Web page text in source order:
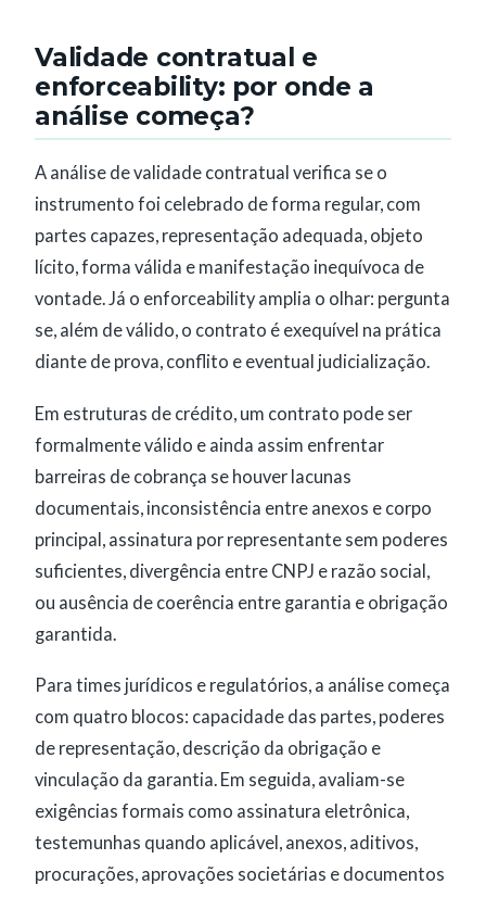
Validade contratual e
enforceability: por onde a
análise começa?
A análise de validade contratual verifica se o
instrumento foi celebrado de forma regular, com
partes capazes, representação adequada, objeto
lícito, forma válida e manifestação inequívoca de
vontade. Já o enforceability amplia o olhar: pergunta
se, além de válido, o contrato é exequível na prática
diante de prova, conflito e eventual judicialização.
Em estruturas de crédito, um contrato pode ser
formalmente válido e ainda assim enfrentar
barreiras de cobrança se houver lacunas
documentais, inconsistência entre anexos e corpo
principal, assinatura por representante sem poderes
suficientes, divergência entre CNPJ e razão social,
ou ausência de coerência entre garantia e obrigação
garantida.
Para times jurídicos e regulatórios, a análise começa
com quatro blocos: capacidade das partes, poderes
de representação, descrição da obrigação e
vinculação da garantia. Em seguida, avaliam-se
exigências formais como assinatura eletrônica,
testemunhas quando aplicável, anexos, aditivos,
procurações, aprovações societárias e documentos